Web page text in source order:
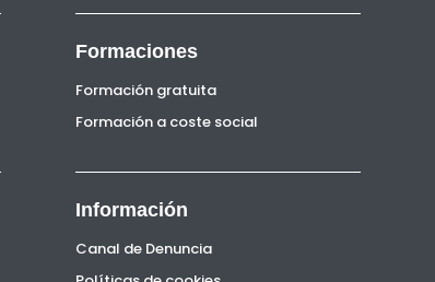
Formaciones
Formación gratuita
Formación a coste social
Información
Canal de Denuncia